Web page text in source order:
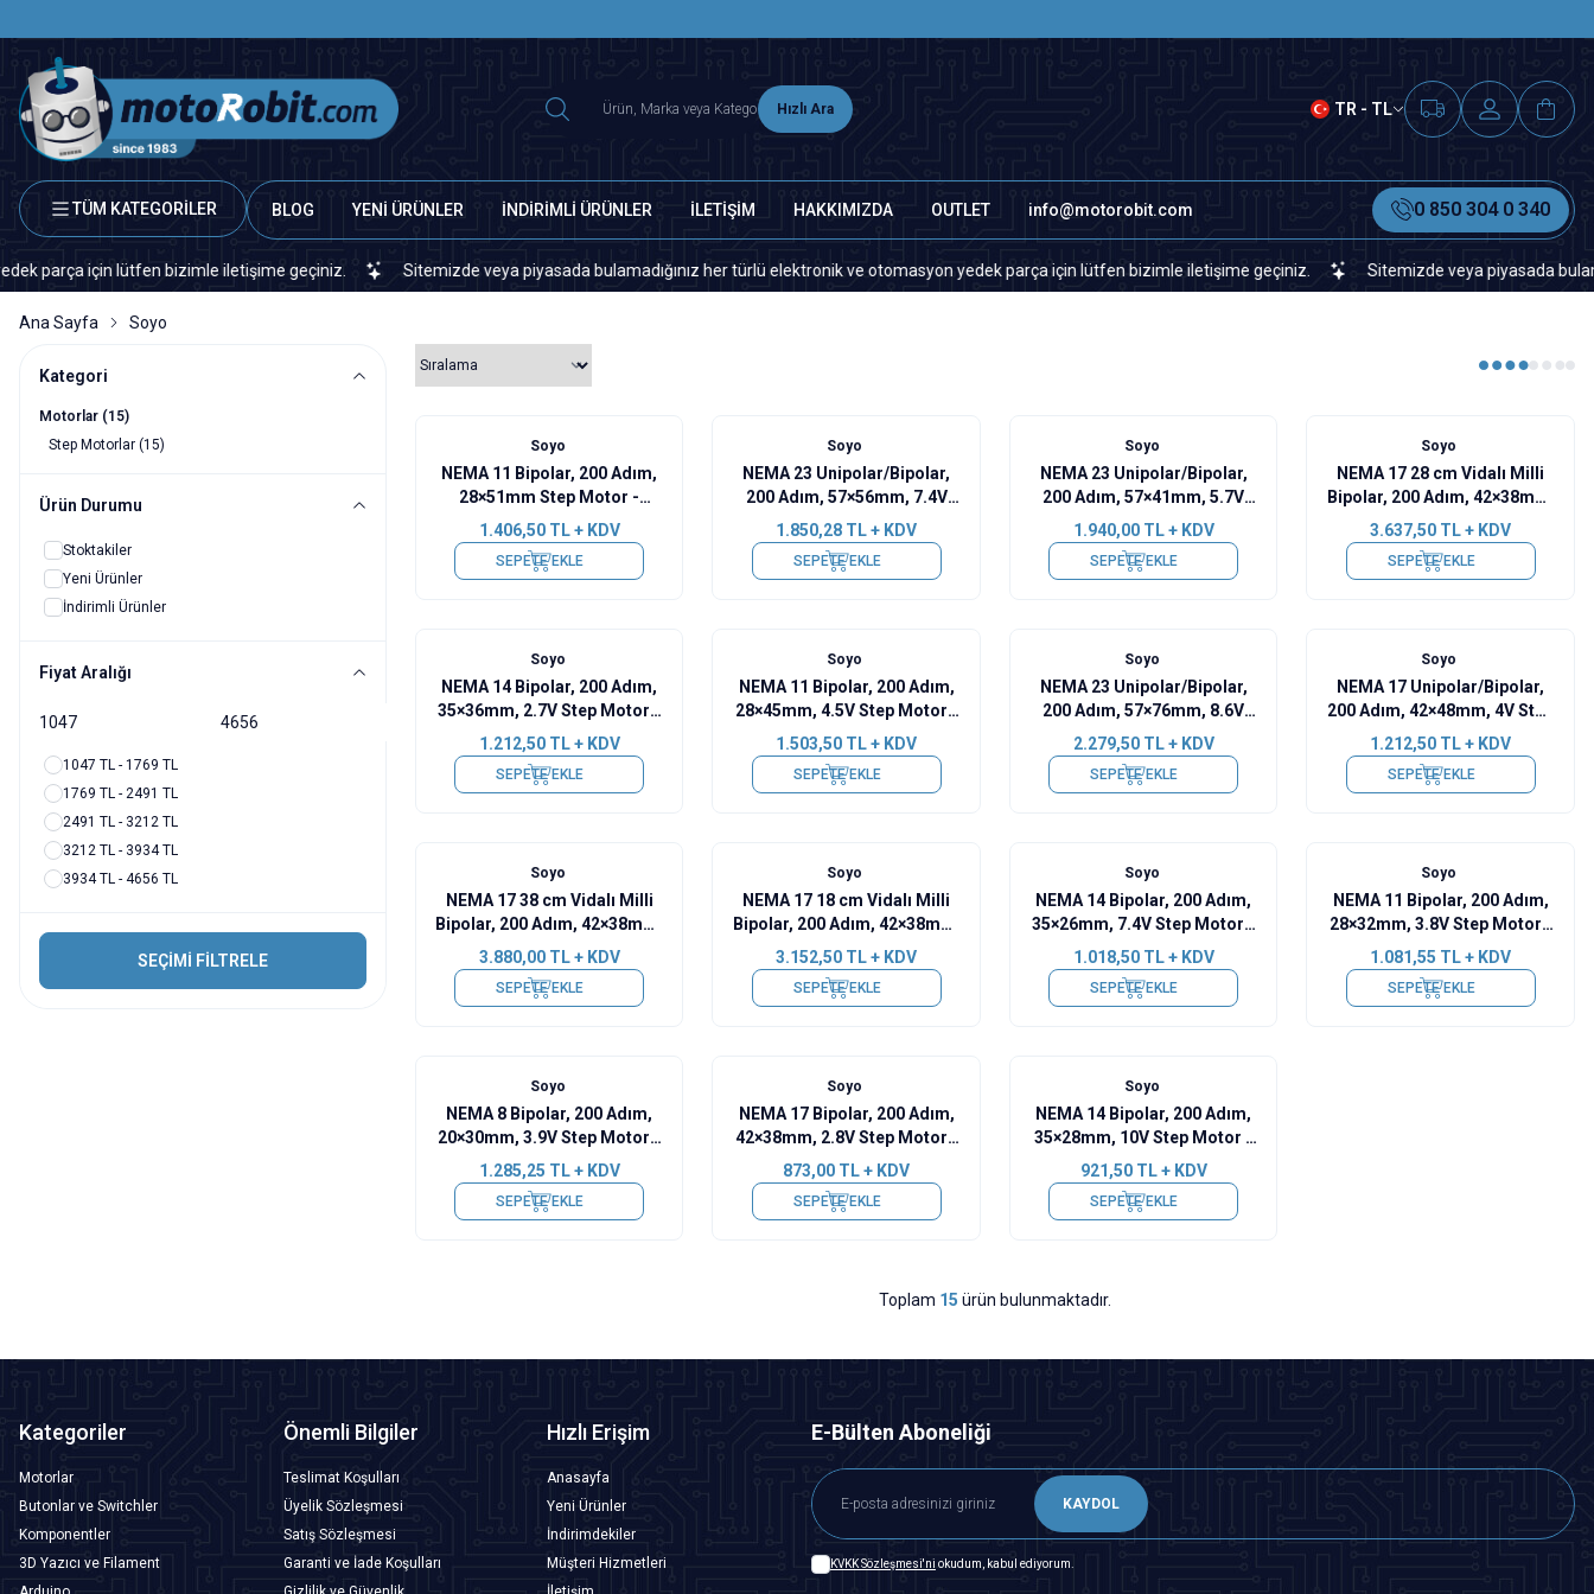
Hızlı Ara TR - TL
TÜM KATEGORİLER BLOG YENİ ÜRÜNLER İNDİRİMLİ ÜRÜNLER İLETİŞİM HAKKIMIZDA OUTLET info@motorobit.com 0 850 304 0 340
için lütfen bizimle iletişime geçiniz. Sitemizde veya piyasada bulamadığınız her türlü elektronik ve otomasyon yedek parça için lütfen bizimle iletişime geçiniz. Sitemizde veya piyasada
Ana Sayfa Soyo
Kategori
Motorlar (15)
Step Motorlar (15)
Ürün Durumu
Stoktakiler
Yeni Ürünler
İndirimli Ürünler
Fiyat Aralığı
1047 TL - 1769 TL
1769 TL - 2491 TL
2491 TL - 3212 TL
3212 TL - 3934 TL
3934 TL - 4656 TL
SEÇİMİ FİLTRELE
Soyo
NEMA 11 Bipolar, 200 Adım,
28×51mm Step Motor -
SY28STH51-0674A
1.406,50TL + KDV
SEPETE EKLE
Soyo
NEMA 23 Unipolar/Bipolar,
200 Adım, 57×56mm, 7.4V
Step Motor - SY57STH56-
1006A
1.850,28 TL + KDV
SEPETE EKLE
Soyo
NEMA 23 Unipolar/Bipolar,
200 Adım, 57×41mm, 5.7V
Step Motor - SY57STH41-
1006A
1.940,00TL + KDV
SEPETE EKLE
Soyo
NEMA 17 28 cm Vidalı Milli
Bipolar, 200 Adım, 42×38mm,
2.8V Step Motor -
SY42STH38-1684A
3.637,50 TL + KDV
SEPETE EKLE
Soyo
NEMA 14 Bipolar, 200 Adım,
35×36mm, 2.7V Step Motor -
SY35ST36-1004A
1.212,50TL + KDV
SEPETE EKLE
Soyo
NEMA 11 Bipolar, 200 Adım,
28×45mm, 4.5V Step Motor -
SY28STH45-0674A
1.503,50 TL + KDV
SEPETE EKLE
Soyo
NEMA 23 Unipolar/Bipolar,
200 Adım, 57×76mm, 8.6V
Step Motor - SY57STH76-
1006A
2.279,50TL + KDV
SEPETE EKLE
Soyo
NEMA 17 Unipolar/Bipolar,
200 Adım, 42×48mm, 4V Step
Motor - SY42STH47-1206A
1.212,50 TL + KDV
SEPETE EKLE
Soyo
NEMA 17 38 cm Vidalı Milli
Bipolar, 200 Adım, 42×38mm,
2.8V Step Motor -
SY42STH38-1684A
3.880,00TL + KDV
SEPETE EKLE
Soyo
NEMA 17 18 cm Vidalı Milli
Bipolar, 200 Adım, 42×38mm,
2.8V Step Motor -
SY42STH38-1684A
3.152,50 TL + KDV
SEPETE EKLE
Soyo
NEMA 14 Bipolar, 200 Adım,
35×26mm, 7.4V Step Motor -
SY35ST26-0284A
1.018,50TL + KDV
SEPETE EKLE
Soyo
NEMA 11 Bipolar, 200 Adım,
28×32mm, 3.8V Step Motor -
SY28STH32-0674A
1.081,55 TL + KDV
SEPETE EKLE
Soyo
NEMA 8 Bipolar, 200 Adım,
20×30mm, 3.9V Step Motor -
SY20STH30-0604A
1.285,25 TL + KDV
SEPETE EKLE
Soyo
NEMA 17 Bipolar, 200 Adım,
42×38mm, 2.8V Step Motor -
SY42STH38-1684A
873,00 TL + KDV
SEPETE EKLE
Soyo
NEMA 14 Bipolar, 200 Adım,
35×28mm, 10V Step Motor -
SY35ST28-0504A
921,50TL + KDV
SEPETE EKLE
Toplam 15 ürün bulunmaktadır.
Kategoriler
Motorlar
Butonlar ve Switchler
Komponentler
3D Yazıcı ve Filament
Önemli Bilgiler
Teslimat Koşulları
Üyelik Sözleşmesi
Satış Sözleşmesi
Garanti ve İade Koşulları
Hızlı Erişim
Anasayfa
Yeni Ürünler
İndirimdekiler
Müşteri Hizmetleri
E-Bülten Aboneliği
KAYDOL
KVKK Sözleşmesi'ni okudum, kabul ediyorum.